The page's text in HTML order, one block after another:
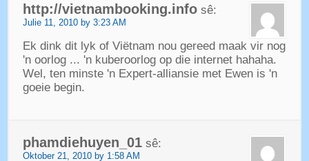
http://vietnambooking.info sê:
Julie 11, 2010 by 3:23 AM
Ek dink dit lyk of Viëtnam nou gereed maak vir nog
'n oorlog ... 'n kuberoorlog op die internet hahaha.
Wel, ten minste 'n Expert-alliansie met Ewen is 'n
goeie begin.
phamdiehuyen_01 sê:
Oktober 21, 2010 by 1:58 AM